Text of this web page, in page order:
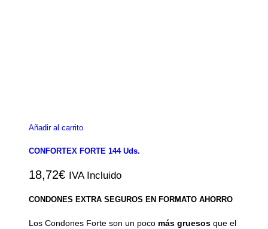
Añadir al carrito
CONFORTEX FORTE 144 Uds.
18,72€ IVA Incluido
CONDONES EXTRA SEGUROS EN FORMATO AHORRO
Los Condones Forte son un poco más gruesos que el